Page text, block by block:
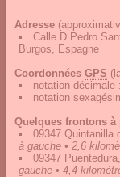
Adresse
Calle D.Pedro
Burgos, Espagne
Coordonnées GPS
notation décimale :
notation
Quelques frontons
09347 Quintanilla
à gauche • 2,6
09347
gauche • 4,4